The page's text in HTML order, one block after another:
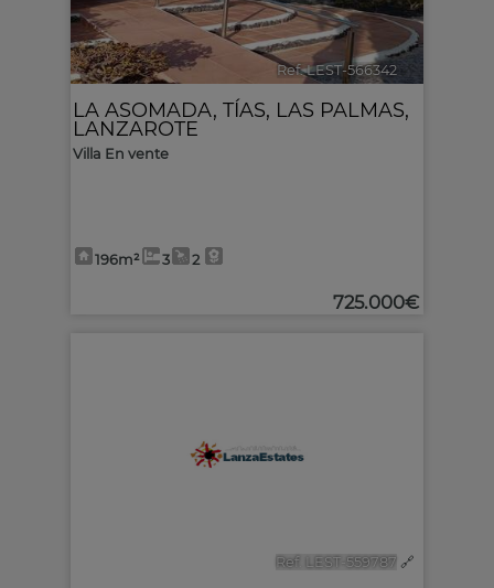
Ref. LEST-566342 🔗
LA ASOMADA, TÍAS, LAS PALMAS,
LANZAROTE
Villa En vente
196m² 3 2
725.000€
Ref. LEST-559787 🔗